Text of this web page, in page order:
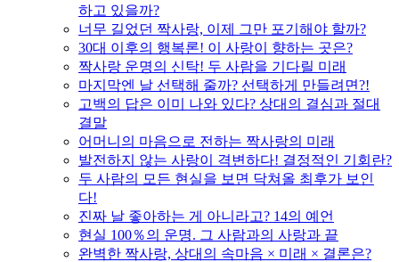
하고 있을까?
너무 길었던 짝사랑, 이제 그만 포기해야 할까?
30대 이후의 행복론! 이 사랑이 향하는 곳은?
짝사랑 운명의 신탁! 두 사람을 기다릴 미래
마지막엔 날 선택해 줄까? 선택하게 만들려면?!
고백의 답은 이미 나와 있다? 상대의 결심과 절대
결말
어머니의 마음으로 전하는 짝사랑의 미래
발전하지 않는 사랑이 격변하다! 결정적인 기회란?
두 사람의 모든 현실을 보면 닥쳐올 최후가 보인
다!
진짜 날 좋아하는 게 아니라고? 14의 예언
현실 100％의 운명. 그 사람과의 사랑과 끝
완벽한 짝사랑, 상대의 속마음 × 미래 × 결론은?